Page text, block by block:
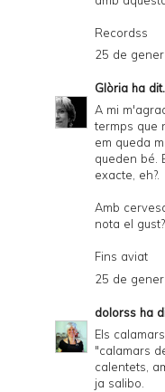
Recordss
25 de
Glòria ha
A mi
termps que
em queda
queden bé.
exacte, eh?.
Amb
nota el gust?.
Fins aviat
25 de
dolorss ha
Els
"calamars
calentets,
ja salibo.